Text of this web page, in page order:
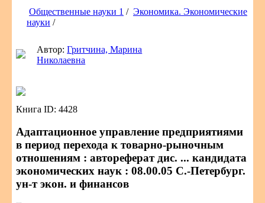
Общественные науки 1 / Экономика. Экономические
науки /
Автор:Гритчина, Марина
Николаевна
Книга ID: 4428
Адаптационное управление предприятиями
в период перехода к товарно-рыночным
отношениям : автореферат дис. ... кандидата
экономических наук : 08.00.05 С.-Петербург.
ун-т экон. и финансов